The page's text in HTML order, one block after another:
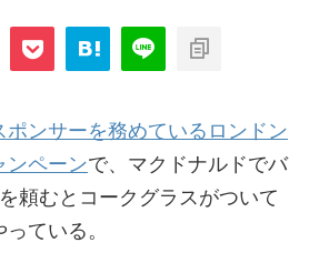
public_html/blog/wp-
cache/sns-count-
ポンサーを務めているロンドン
ンペーンで、マクドナルドでバ
頼むとコークグラスがついて
ている。